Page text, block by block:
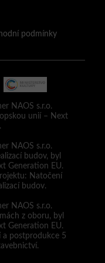
podmínky
NAOS s.r.o.
unií – Next
NAOS s.r.o.
budov, byl
Generation EU.
Natočení
budov.
NAOS s.r.o.
z oboru, byl
Generation EU.
postprodukce 5